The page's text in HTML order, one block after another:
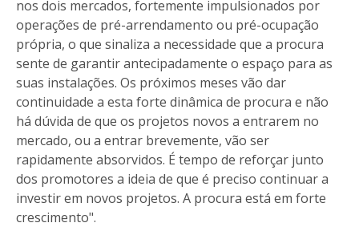
nos dois mercados, fortemente impulsionados por
operações de pré-arrendamento ou pré-ocupação
própria, o que sinaliza a necessidade que a procura
sente de garantir antecipadamente o espaço para as
suas instalações. Os próximos meses vão dar
continuidade a esta forte dinâmica de procura e não
há dúvida de que os projetos novos a entrarem no
mercado, ou a entrar brevemente, vão ser
rapidamente absorvidos. É tempo de reforçar junto
dos promotores a ideia de que é preciso continuar a
investir em novos projetos. A procura está em forte
crescimento".